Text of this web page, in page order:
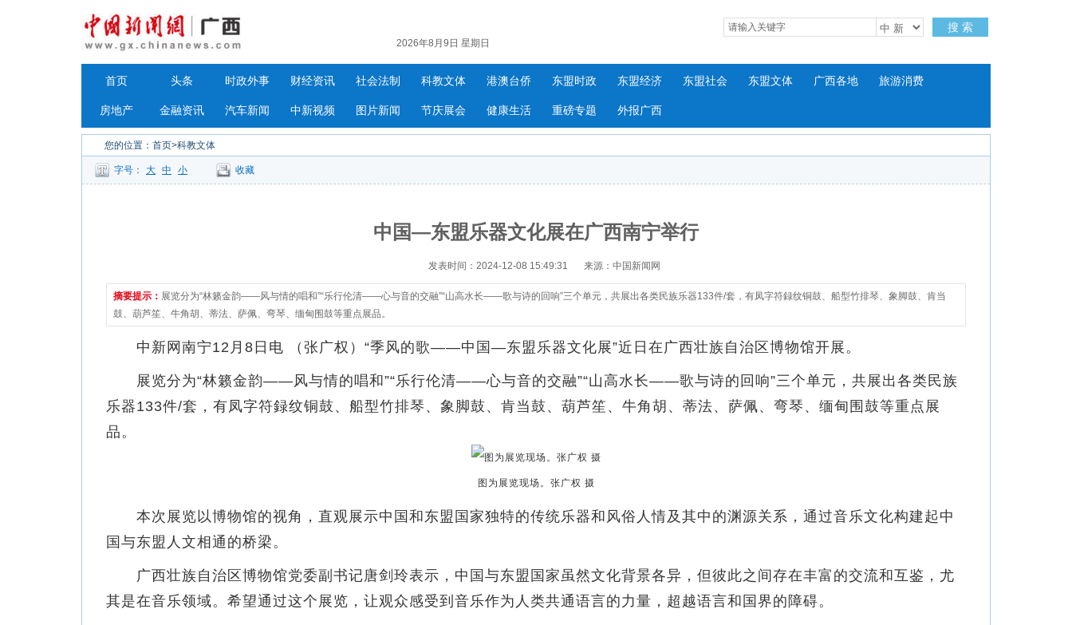
2026年8月9日 星期日
搜 索
首页 头条 时政外事 财经资讯 社会法制 科教文体 港澳台侨 东盟时政 东盟经济 东盟社会 东盟文体 广西各地 旅游消费
房地产 金融资讯 汽车新闻 中新视频 图片新闻 节庆展会 健康生活 重磅专题 外报广西
您的位置： 首页>科教文体
字号： 大 中 小 收藏
中国—东盟乐器文化展在广西南宁举行
发表时间：2024-12-08 15:49:31 来源：中国新闻网
摘要提示： 展览分为“林籁金韵——风与情的唱和”“乐行伦清——心与音的交融”“山高水长——歌与诗的回响”三个单元，共展出各类民族乐器133件/套，有凤字符録纹铜鼓、船型竹排琴、象脚鼓、肯当
鼓、葫芦笙、牛角胡、蒂法、萨佩、弯琴、缅甸围鼓等重点展品。
中新网南宁12月8日电 （张广权）“季风的歌——中国—东盟乐器文化展”近日在广西壮族自治区博物馆开展。
展览分为“林籁金韵——风与情的唱和”“乐行伦清——心与音的交融”“山高水长——歌与诗的回响”三个单元，共展出各类民族
乐器133件/套，有凤字符録纹铜鼓、船型竹排琴、象脚鼓、肯当鼓、葫芦笙、牛角胡、蒂法、萨佩、弯琴、缅甸围鼓等重点展
品。
图为展览现场。张广权 摄
本次展览以博物馆的视角，直观展示中国和东盟国家独特的传统乐器和风俗人情及其中的渊源关系，通过音乐文化构建起中
国与东盟人文相通的桥梁。
广西壮族自治区博物馆党委副书记唐剑玲表示，中国与东盟国家虽然文化背景各异，但彼此之间存在丰富的交流和互鉴，尤
其是在音乐领域。希望通过这个展览，让观众感受到音乐作为人类共通语言的力量，超越语言和国界的障碍。